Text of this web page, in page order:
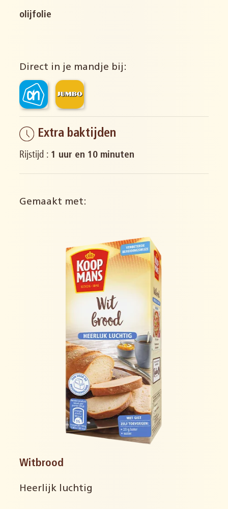
olijfolie
Direct in je mandje bij:
Extra baktijden
Rijstijd : 1 uur en 10 minuten
Gemaakt met:
Witbrood
Heerlijk luchtig